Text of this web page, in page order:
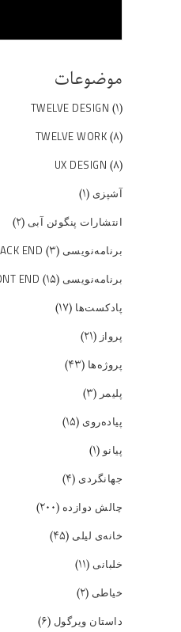
موضوعات
TWELVE DESIGN (۱)
TWELVE WORK (۸)
UX DESIGN (۸)
آشپزی (۱)
انتشارات پنگوئن آبی (۲)
برنامه‌نویسی BACK END (۳)
برنامه‌نویسی FRONT END (۱۵)
پادکست‌ها (۱۷)
پرواز (۲۱)
پروژه‌ها (۴۳)
پلیمر (۳)
پیاده‌روی (۱۵)
پیانو(۱)
جهانگردی (۴)
چالش دوازده (۲۰۰)
خانه‌ی لیلی (۴۵)
خلبانی (۱۱)
خیاطی (۲)
داستان ویرگول (۶)